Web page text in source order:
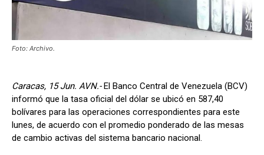
Foto: Archivo.
Caracas, 15 Jun. AVN.- El Banco Central de Venezuela (BCV)
informó que la tasa oficial del dólar se ubicó en 587,40
bolívares para las operaciones correspondientes para este
lunes, de acuerdo con el promedio ponderado de las mesas
de cambio activas del sistema bancario nacional.